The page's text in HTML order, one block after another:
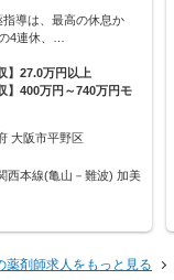
指導は、最高の休息か
4連休、…
】27.0万円以上
】400万円～740万円モ
大阪市平野区
西本線(亀山－難波) 加美
薬剤師求人をもっと見る